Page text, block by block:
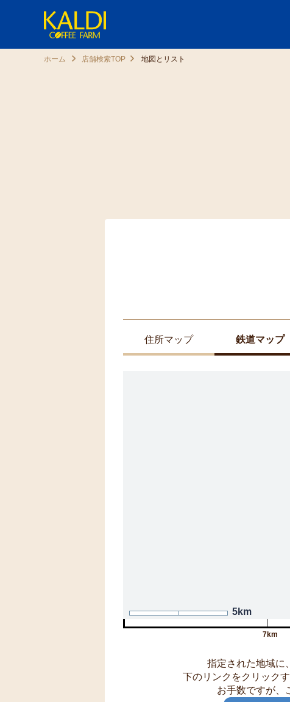
ホーム 店舗検索TOP 地図とリスト
住所マップ 鉄道マップ
5km
7km
指定された地域に
下のリンクをクリック
お手数ですが、